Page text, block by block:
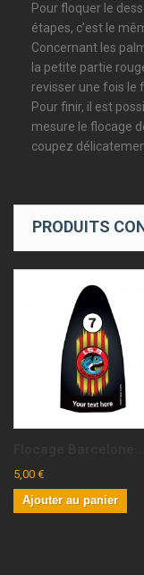
Pour floquer le
étapes, c’est le
Concernant les
la petite partie
revisser une fois le
Pour finir, il est
mesure le flocage
coupez
PRODUITS
5,00 €
Ajouter au panier